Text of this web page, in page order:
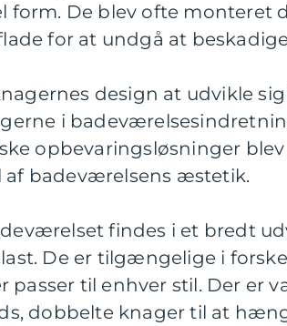
form. De blev ofte monteret
for at undgå at
design at udvikle
i
opbevaringsløsninger
af badeværelsens æstetik.
findes i et bredt
De er tilgængelige i
passer til enhver stil. Der er
dobbelte knager til at